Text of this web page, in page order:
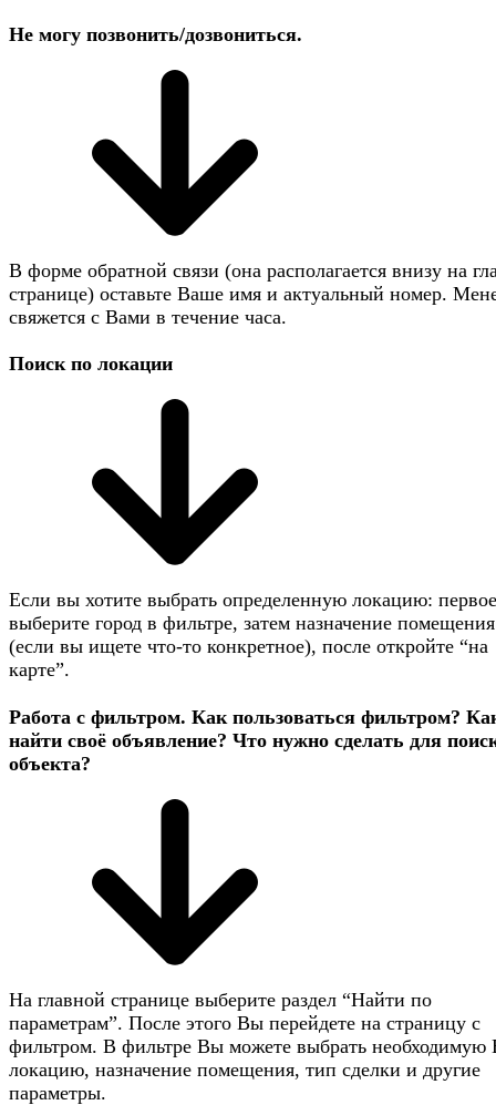
Не могу позвонить/дозвониться.
В форме обратной связи (она располагается внизу на
странице) оставьте Ваше имя и актуальный номер.
свяжется с Вами в течение часа.
Поиск по локации
Если вы хотите выбрать определенную локацию:
выберите город в фильтре, затем назначение помещения
(если вы ищете что-то конкретное), после откройте “на
карте”.
Работа с фильтром. Как пользоваться фильтром?
найти своё объявление? Что нужно сделать для
объекта?
На главной странице выберите раздел “Найти по
параметрам”. После этого Вы перейдете на страницу с
фильтром. В фильтре Вы можете выбрать необходимую
локацию, назначение помещения, тип сделки и другие
параметры.